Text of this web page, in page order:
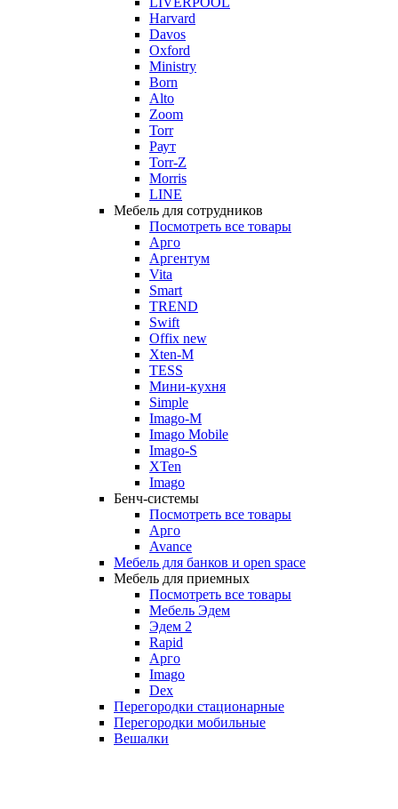
Harvard
Davos
Oxford
Ministry
Born
Alto
Zoom
Torr
Раут
Torr-Z
Morris
LINE
Мебель для сотрудников
Посмотреть все товары
Арго
Аргентум
Vita
Smart
TREND
Swift
Offix new
Xten-M
TESS
Мини-кухня
Simple
Imago-M
Imago Mobile
Imago-S
XTen
Imago
Бенч-системы
Посмотреть все товары
Арго
Avance
Мебель для банков и open space
Мебель для приемных
Посмотреть все товары
Мебель Эдем
Эдем 2
Rapid
Арго
Imago
Dex
Перегородки стационарные
Перегородки мобильные
Вешалки